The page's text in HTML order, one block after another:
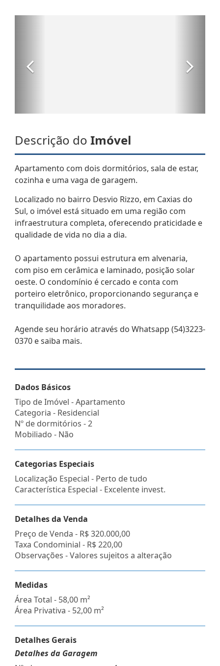
Descrição do Imóvel
Apartamento com dois dormitórios, sala de estar,
cozinha e uma vaga de garagem.
Localizado no bairro Desvio Rizzo, em Caxias do
Sul, o imóvel está situado em uma região com
infraestrutura completa, oferecendo praticidade e
qualidade de vida no dia a dia.
O apartamento possui estrutura em alvenaria,
com piso em cerâmica e laminado, posição solar
oeste. O condomínio é cercado e conta com
porteiro eletrônico, proporcionando segurança e
tranquilidade aos moradores.
Agende seu horário através do Whatsapp (54)3223-
0370 e saiba mais.
Dados Básicos
Tipo de Imóvel - Apartamento
Categoria - Residencial
Nº de dormitórios - 2
Mobiliado - Não
Categorias Especiais
Localização Especial - Perto de tudo
Característica Especial - Excelente invest.
Detalhes da Venda
Preço de Venda - R$ 320.000,00
Taxa Condominial - R$ 220,00
Observações - Valores sujeitos a alteração
Medidas
Área Total - 58,00 m²
Área Privativa - 52,00 m²
Detalhes Gerais
Detalhes da Garagem